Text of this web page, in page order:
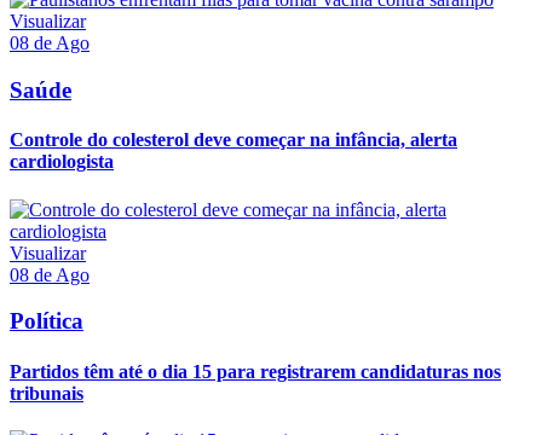
Visualizar
08 de Ago
Saúde
Controle do colesterol deve começar na infância, alerta
cardiologista
Visualizar
08 de Ago
Política
Partidos têm até o dia 15 para registrarem candidaturas nos
tribunais